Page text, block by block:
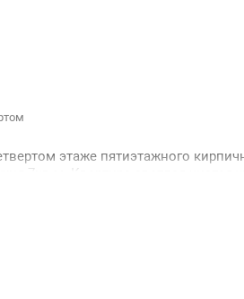
с душем кладовка. Все
3.2м. Дом газифицирован
лифтом. Социальная
школа и детский сад аптеки
а также учреждения
Болтино находится храм
пляжи и яхт-клубы.
- 20 мин автобусом. До ж/д
этаже пятиэтажного
7кв.м. Квартира светлая чистая